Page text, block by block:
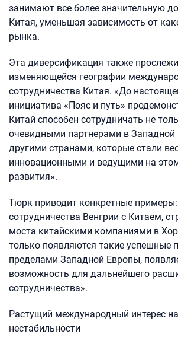
занимают все более значительную
Китая, уменьшая зависимость от
рынка.
Эта диверсификация также
изменяющейся географии
сотрудничества Китая. «До
инициатива «Пояс и путь»
Китай способен сотрудничать не
очевидными партнерами в Западной
другими странами, которые стали
инновационными и ведущими на
развития».
Тюрк приводит конкретные примеры:
сотрудничества Венгрии с Китаем,
моста китайскими компаниями в
только появляются такие успешные
пределами Западной Европы,
возможность для дальнейшего
сотрудничества».
Растущий международный интерес
нестабильности